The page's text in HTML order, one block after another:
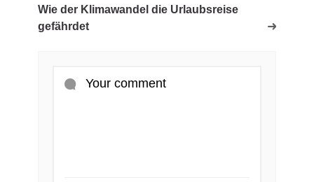
Wie der Klimawandel die Urlaubsreise
gefährdet